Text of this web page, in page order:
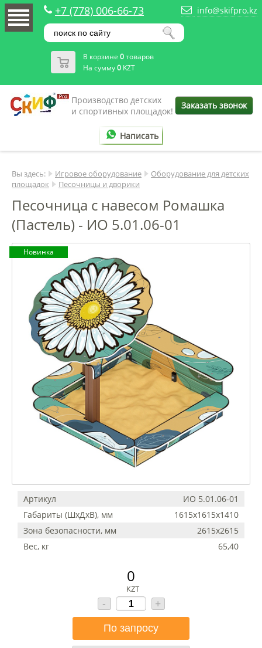
+7 (778) 006-66-73 info@skifpro.kz
В корзине 0товаров
На сумму0 KZT
Производство детских
и спортивных площадок!
Заказать звонок
Написать
Вы здесь: Игровое оборудование
Оборудование для детских
площадок
Песочницы и дворики
Песочница с навесом Ромашка
(Пастель) - ИО 5.01.06-01
Новинка
Артикул
ИО 5.01.06-01
Габариты (ШхДхВ), мм
1615x1615x1410
Зона безопасности, мм
2615х2615
Вес, кг
65,40
0
KZT
- +